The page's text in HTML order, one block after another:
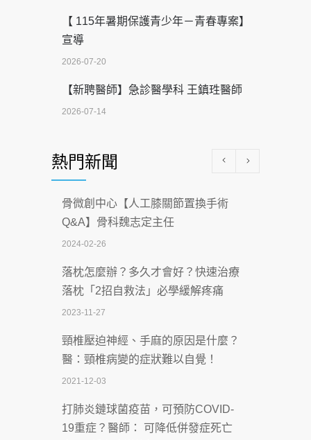
【 115年暑期保護青少年－青春專案】
宣導
2026-07-20
【新聘醫師】急診醫學科 王鎮珄醫師
2026-07-14
科能量
2026-07-08
沒菸酒也瀕臨洗腎？65歲男靠「這習
慣」逆轉腎功能 醫揭3招救命
2026-07-08
體溫飆破41度！醫連收兩例中暑病例：
致死率達8成
2026-07-07
深耕萬華55年 西園醫院回顧發展歷程與
智慧 醫療布局
2026-07-06
【115年臺北市「防癌保衛戰：健康好禮
一手刮」】 宣導
熱門新聞
骨微創中心【人工膝關節置換手術
Q&A】骨科魏志定主任
2024-02-26
落枕怎麼辦？多久才會好？快速治療
落枕「2招自救法」必學緩解疼痛
2023-11-27
頸椎壓迫神經、手麻的原因是什麼？
醫：頸椎病變的症狀難以自覺！
2021-12-03
打肺炎鏈球菌疫苗，可預防COVID-
19重症？醫師： 可降低併發症死亡